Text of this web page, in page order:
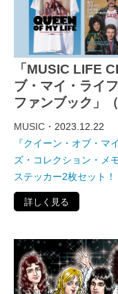
「MUSIC LIFE
ブ・マイ・ライ
ファンブック」
MUSIC・ 2023.12.22
『クイーン・オブ・マ
ズ・コレクション・メ
ステッカー2枚セット！
詳しく見る